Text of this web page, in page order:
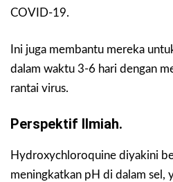
COVID-19.
Ini juga membantu mereka
dalam waktu 3-6 hari dengan
rantai virus.
Perspektif Ilmiah.
Hydroxychloroquine diyakini
meningkatkan pH di dalam sel,